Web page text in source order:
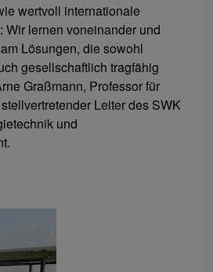
wertvoll internationale
Wir lernen voneinander und
Lösungen, die sowohl
gesellschaftlich tragfähig
Graßmann, Professor für
Leiter des SWK
und